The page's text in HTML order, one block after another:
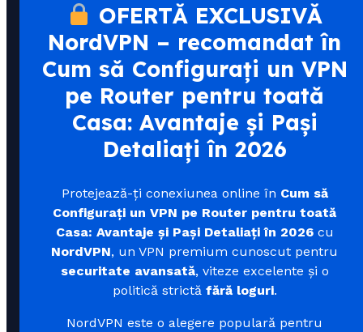
OFERTĂ EXCLUSIVĂ
NordVPN – recomandat în
Cum să Configurați un VPN
pe Router pentru toată
Casa: Avantaje și Pași
Detaliați în 2026
Protejează-ți conexiunea online în Cum să
Configurați un VPN pe Router pentru toată
Casa: Avantaje și Pași Detaliați în 2026cu
NordVPN, un VPN premium cunoscut pentru
securitate avansată, viteze excelente și o
politică strictă fără loguri.
NordVPN este o alegere populară pentru